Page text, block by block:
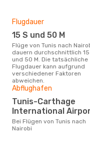
Flugdauer
15 S und 50 M
Flüge von Tunis nach Nairobi
dauern durchschnittlich 15
und 50 M. Die tatsächliche
Flugdauer kann aufgrund
verschiedener Faktoren
abweichen.
Abflughafen
Tunis-Carthage
International
Bei Flügen von Tunis nach
Nairobi